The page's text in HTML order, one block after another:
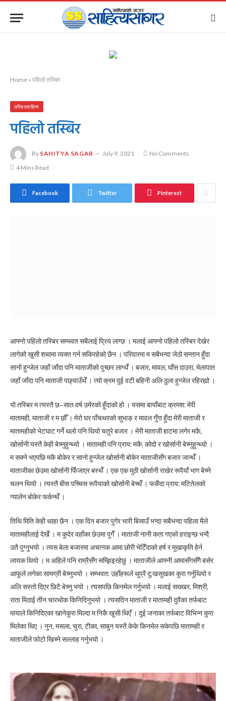
Home » पहिलो तस्बिर
तस्बिरसाहित्य
पहिलो तस्बिर
By SAHITYA SAGAR July 9, 2021
No Comments
4 Mins Read
Facebook Twitter Pinterest
आफ्नो पहिलो तस्बिर सम्भवत सबैलाई प्रिय लाग्छ । मलाई आफ्नो पहिलो तस्बिर देखेर
लागेको खुसी शब्दमा व्यक्त गर्न सकिरहेको छैन । परिवारमा म सबैभन्दा जेठो सन्तान हुँदा
सानो हुन्जेल जहाँ जाँदा पनि माताजीको पुच्छर लाग्थेँ । बजार, मावल, घाँस दाउरा, मेलापात
जहाँ जाँदा पनि माताजी पछ्याउँथेँ । त्यो क्रम दुई वटी बहिनी अलि ठुला हुन्जेल रहिरह्यो ।
यो तस्बिर म त्यस्तै छ–सात वर्ष उमेरको हुँदाको हो । यसमा बायाँबाट क्रमश: मेरी
मातामही, माताजी र म छौँ । मेरो घर पाँचथरको सुभाङ र मावल गुँगा हुँदा मेरी माताजी र
मातामहीको भेटघाट गर्ने थलो पनि थियो चतुरे बजार । मेरी माताजी हाटमा लगेर मकै,
खोर्सानी यस्तै केही बेच्नुहुन्थ्यो । मातामही पनि प्राय: मकै, कोदो र खोर्सानी बेच्नुहुन्थ्यो ।
म सक्ने भएपछि मकै बोकेर र सानो हुन्जेल खोर्सानी बोकेर माताजीसँग बजार जान्थेँ ।
माताजीका छेउमा खोर्सानी फिँजाएर बस्थेँ । एक एक मुठी खोर्सानी राखेर रूपैयाँ भाग बेच्ने
चलन थियो । त्यस्तै बीस पच्चिस रूपैयाको खोर्सानी बेच्थेँ । फर्कँदा प्राय: मटितेलको
ग्यालेन बोकेर फर्कन्थेँ ।
तिथि मिति केही थाहा छैन । एक दिन बजार पुगेर भारी बिसाउँ भन्दा सबैभन्दा पहिला मैले
मातामहीलाई देखेँ । म कुदेर वहाँका छेउमा पुगेँ । माताजी नानी कता गएको हराइन्छ भन्दै
उतै पुग्नुभयो । त्यस बेला बजारमा अचानक आमा छोरी भेटिँदाको हर्ष र मुखाकृति हेर्न
लायक थियो । म अहिले पनि राम्रैसँग सम्झिइरहेछु । माताजीले आफ्नी आमासँगसँगै बसेर
आफूले लगेका सामग्री बेच्नुभयो । सम्भवत: उहाँहरूले थुप्रै दु:खसुखका कुरा गर्नुथियो र
अलि सस्तो दिएर छिटै बेच्नु भयो । त्यसपछि किनमेल गर्नुभयो । मलाई सख्खर, मिश्री,
राता मिठाई तीन चारथोक किनिदिनुभयो । त्यसदिन माताजी र मातामही दुवैका तर्फबाट
मायाले किनिदिएका खानेकुरा मिल्दा म निकै खुसी थिएँ । दुई जनाका तर्फबाट विभिन्न कुरा
मिलेका थिए । नुन, मसला, चुरा, टीका, साबुन यस्तै केके किनमेल सकेपछि मातामही र
माताजीले फोटो खिच्ने सल्लाह गर्नुभयो ।